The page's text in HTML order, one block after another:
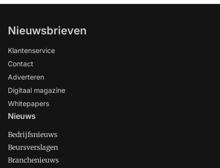
Nieuwsbrieven
Klantenservice
Contact
Adverteren
Digitaal magazine
Whitepapers
Nieuws
Bedrijfsnieuws
Beursverslagen
Branchenieuws